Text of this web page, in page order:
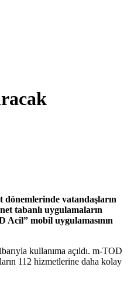
dönemlerinde vatandaşların
tabanlı uygulamaların
mobil uygulamasının
kullanıma açıldı. m-TOD
112 hizmetlerine daha kolay